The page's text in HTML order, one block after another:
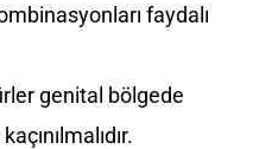
faydalı
genital bölgede